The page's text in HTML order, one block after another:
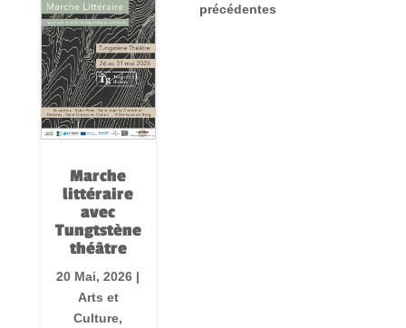
Marche
littéraire
avec
Tungtstène
théâtre
20 Mai, 2026 |
Arts et
Culture,
précédentes